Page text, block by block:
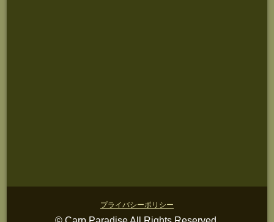
プライバシーポリシー